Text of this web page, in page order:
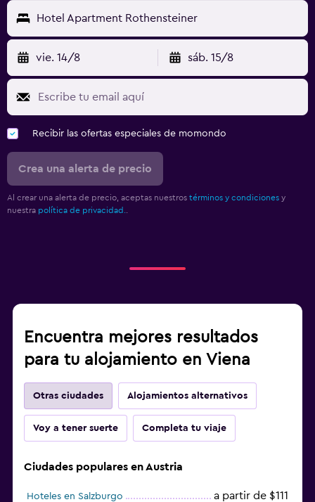
Hotel Apartment Rothensteiner
vie. 14/8 sáb. 15/8
Recibir las ofertas especiales de momondo
Crea una alerta de precio
Al crear una alerta de precio, aceptas nuestros términos y condiciones y
nuestra política de privacidad.
Encuentra mejores resultados
para tu alojamiento en Viena
Otras ciudades Alojamientos alternativos
Voy a tener suerte Completa tu viaje
Ciudades populares en Austria
Hoteles en Salzburgo a partir de $111